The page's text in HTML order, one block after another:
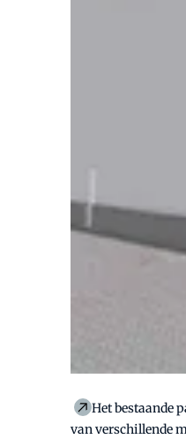
Het bestaande
van verschillende